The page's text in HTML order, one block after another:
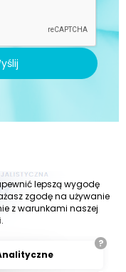
Pana danych
jest Firma
FIRMY. Wybierając
kontaktowego,
przetwarzanie swoich
nazwa firmy, adres
do swoich danych
lub ograniczenia
sprzeciwu wobec
lepszą wygodę
zgodę na używanie
z warunkami naszej
.
?